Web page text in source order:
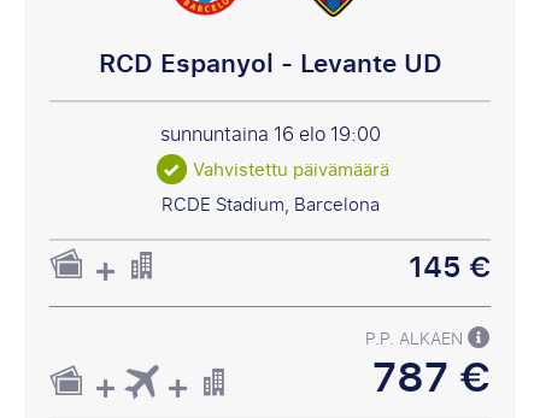
RCD Espanyol - Levante UD
sunnuntaina 16 elo19:00
Vahvistettu päivämäärä
RCDE Stadium, Barcelona
145 €
P.P. ALKAEN
787 €